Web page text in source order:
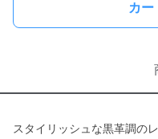
カー
スタイリッシュな黒革調の